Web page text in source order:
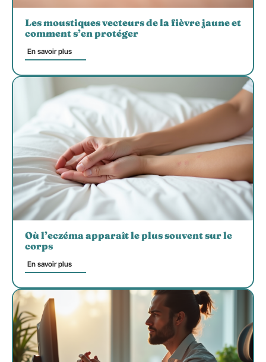
Les moustiques vecteurs de la fièvre jaune et
comment s’en protéger
En savoir plus
Où l’eczéma apparaît le plus souvent sur le
corps
En savoir plus